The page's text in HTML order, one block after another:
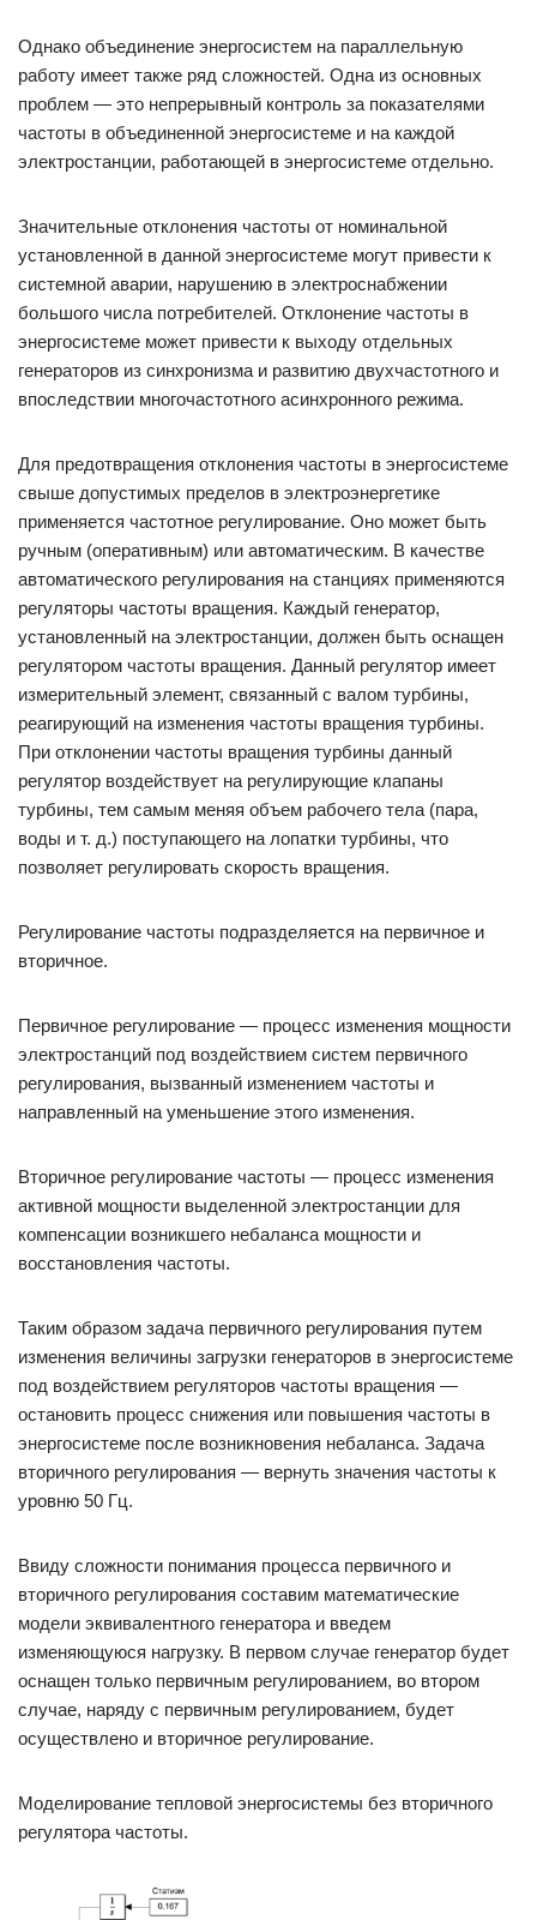
Однако объединение энергосистем на параллельную
работу имеет также ряд сложностей. Одна из основных
проблем — это непрерывный контроль за показателями
частоты в объединенной энергосистеме и на каждой
электростанции, работающей в энергосистеме отдельно.
Значительные отклонения частоты от номинальной
установленной в данной энергосистеме могут привести к
системной аварии, нарушению в электроснабжении
большого числа потребителей. Отклонение частоты в
энергосистеме может привести к выходу отдельных
генераторов из синхронизма и развитию двухчастотного и
впоследствии многочастотного асинхронного режима.
Для предотвращения отклонения частоты в энергосистеме
свыше допустимых пределов в электроэнергетике
применяется частотное регулирование. Оно может быть
ручным (оперативным) или автоматическим. В качестве
автоматического регулирования на станциях применяются
регуляторы частоты вращения. Каждый генератор,
установленный на электростанции, должен быть оснащен
регулятором частоты вращения. Данный регулятор имеет
измерительный элемент, связанный с валом турбины,
реагирующий на изменения частоты вращения турбины.
При отклонении частоты вращения турбины данный
регулятор воздействует на регулирующие клапаны
турбины, тем самым меняя объем рабочего тела (пара,
воды и т. д.) поступающего на лопатки турбины, что
позволяет регулировать скорость вращения.
Регулирование частоты подразделяется на первичное и
вторичное.
Первичное регулирование — процесс изменения мощности
электростанций под воздействием систем первичного
регулирования, вызванный изменением частоты и
направленный на уменьшение этого изменения.
Вторичное регулирование частоты — процесс изменения
активной мощности выделенной электростанции для
компенсации возникшего небаланса мощности и
восстановления частоты.
Таким образом задача первичного регулирования путем
изменения величины загрузки генераторов в энергосистеме
под воздействием регуляторов частоты вращения —
остановить процесс снижения или повышения частоты в
энергосистеме после возникновения небаланса. Задача
вторичного регулирования — вернуть значения частоты к
уровню 50 Гц.
Ввиду сложности понимания процесса первичного и
вторичного регулирования составим математические
модели эквивалентного генератора и введем
изменяющуюся нагрузку. В первом случае генератор будет
оснащен только первичным регулированием, во втором
случае, наряду с первичным регулированием, будет
осуществлено и вторичное регулирование.
Моделирование тепловой энергосистемы без вторичного
регулятора частоты.